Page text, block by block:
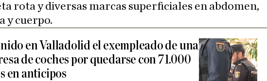
rota y diversas marcas superficiales en abdomen,
y cuerpo.
en Valladolid el exempleado de una
de coches por quedarse con 71.000
en anticipos